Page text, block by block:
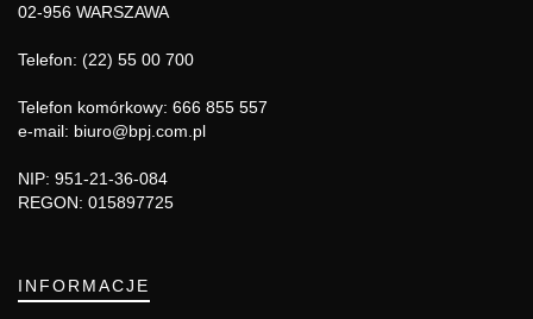
02-956 WARSZAWA
Telefon: (22) 55 00 700
Telefon komórkowy: 666 855 557
e-mail: biuro@bpj.com.pl
NIP: 951-21-36-084
REGON: 015897725
INFORMACJE